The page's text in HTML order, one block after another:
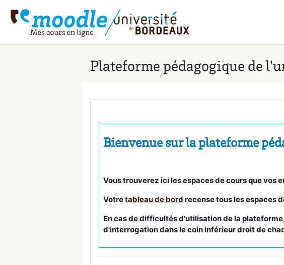
Plateforme pédagogique de
Bienvenue sur la plateforme
Vous trouverez ici les espaces de cours que vos
Votretableau de bord recense tous les espaces
En cas de difficultés d'utilisation de la
d'interrogation dans le coin inférieur droit de